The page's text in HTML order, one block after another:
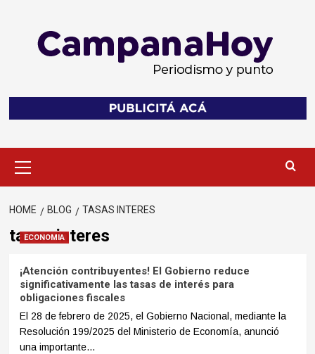
Menu
HOME BLOG TASAS INTERES
tasas interes
ECONOMIA
¡Atención contribuyentes! El Gobierno reduce
significativamente las tasas de interés para
obligaciones fiscales
El 28 de febrero de 2025, el Gobierno Nacional, mediante la
Resolución 199/2025 del Ministerio de Economía, anunció
una importante...